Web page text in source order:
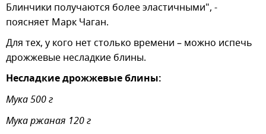
Блинчики получаются более эластичными", -
поясняет Марк Чаган.
Для тех, у кого нет столько времени – можно испечь
дрожжевые несладкие блины.
Несладкие дрожжевые блины:
Мука 500 г
Мука ржаная 120 г